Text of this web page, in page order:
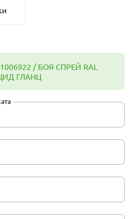
1006922 / БОЯ СПРЕЙ RAL
ГЛАНЦ